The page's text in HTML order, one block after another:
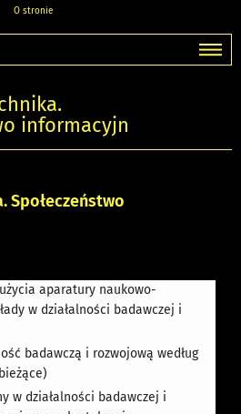
O stronie
informacyjn
Społeczeństwo
aparatury naukowo-
w działalności badawczej i
badawczą i rozwojową według
w działalności badawczej i